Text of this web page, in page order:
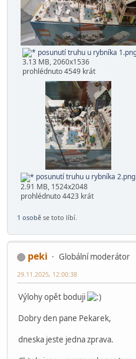
rozšíření šipka.png
4.81 MB, 2060x1536
prohlédnuto 4470 krát
posunutí truhu u rybníka 1.png
3.13 MB, 2060x1536
prohlédnuto 4549 krát
posunutí truhu u rybníka 2.png
2.91 MB, 1524x2048
prohlédnuto 4423 krát
1 osoběse toto líbí.